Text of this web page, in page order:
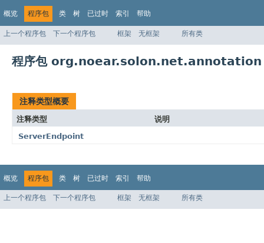
概览 程序包 类 树 已过时 索引 帮助
上一个程序包 下一个程序包 框架 无框架 所有类
程序包 org.noear.solon.net.annotation
注释类型概要
注释类型
说明
ServerEndpoint
概览 程序包 类 树 已过时 索引 帮助
上一个程序包 下一个程序包 框架 无框架 所有类